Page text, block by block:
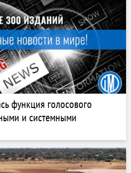
функция голосового
и системными